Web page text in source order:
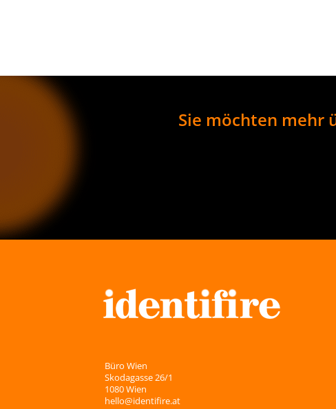
Sie möchten mehr
Büro Wien
Skodagasse 26/1
1080 Wien
hello@identifire.at